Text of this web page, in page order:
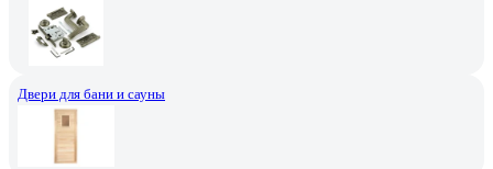
Двери для бани и сауны